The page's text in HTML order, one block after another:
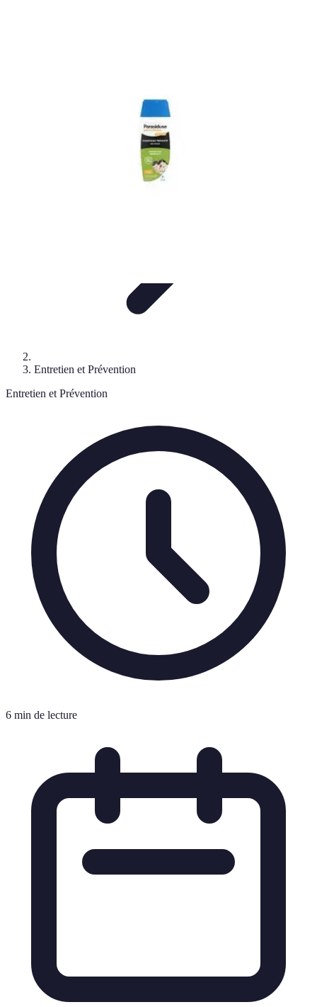
Entretien et Prévention
Entretien et Prévention
6 min de lecture